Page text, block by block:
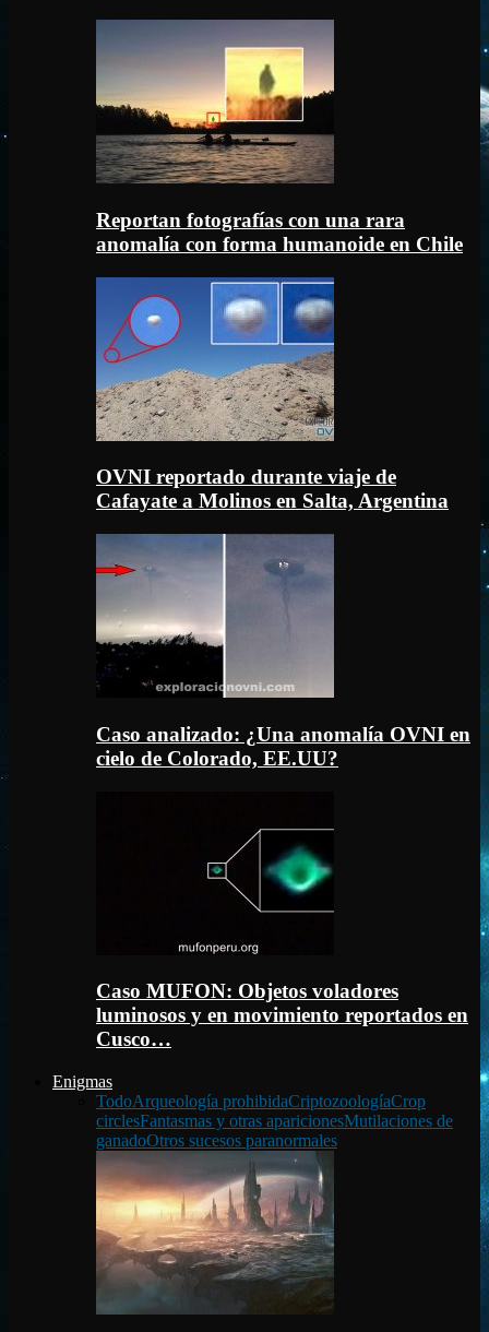
Reportan fotografías con una rara
anomalía con forma humanoide en Chile
OVNI reportado durante viaje de
Cafayate a Molinos en Salta, Argentina
Caso analizado: ¿Una anomalía OVNI en
cielo de Colorado, EE.UU?
Caso MUFON: Objetos voladores
luminosos y en movimiento reportados en
Cusco…
Enigmas
TodoArqueología prohibidaCriptozoologíaCrop
circlesFantasmas y otras aparicionesMutilaciones de
ganadoOtros sucesos paranormales